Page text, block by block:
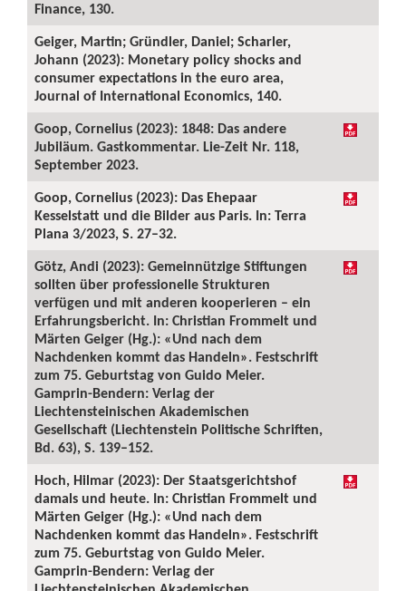
Finance, 130.
Geiger, Martin; Gründler, Daniel; Scharler,
Johann (2023): Monetary policy shocks and
consumer expectations in the euro area,
Journal of International Economics, 140.
Goop, Cornelius (2023): 1848: Das andere
Jubiläum. Gastkommentar. Lie-Zeit Nr. 118,
September 2023.
Goop, Cornelius (2023): Das Ehepaar
Kesselstatt und die Bilder aus Paris. In: Terra
Plana 3/2023, S. 27–32.
Götz, Andi (2023): Gemeinnützige Stiftungen
sollten über professionelle Strukturen
verfügen und mit anderen kooperieren – ein
Erfahrungsbericht. In: Christian Frommelt und
Märten Geiger (Hg.): «Und nach dem
Nachdenken kommt das Handeln». Festschrift
zum 75. Geburtstag von Guido Meier.
Gamprin-Bendern: Verlag der
Liechtensteinischen Akademischen
Gesellschaft (Liechtenstein Politische Schriften,
Bd. 63), S. 139–152.
Hoch, Hilmar (2023): Der Staatsgerichtshof
damals und heute. In: Christian Frommelt und
Märten Geiger (Hg.): «Und nach dem
Nachdenken kommt das Handeln». Festschrift
zum 75. Geburtstag von Guido Meier.
Gamprin-Bendern: Verlag der